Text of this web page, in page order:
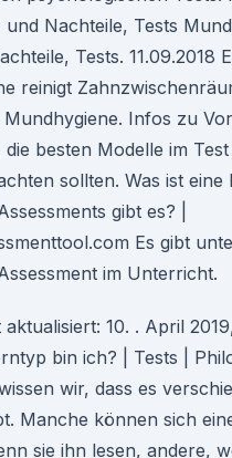
Nachteile, Tests
Tests. 11.09.2018
reinigt
Mundhygiene. Infos zu
die besten Modelle im
sollten. Was ist eine
gibt es? |
Es gibt
im Unterricht.
10. . April
bin ich? | Tests |
wir, dass es
Manche können sich
sie ihn lesen, andere,